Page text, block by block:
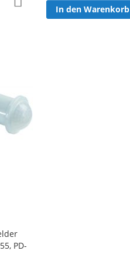
WunschlisteVergleichsliste
In den Warenkorb
PD-